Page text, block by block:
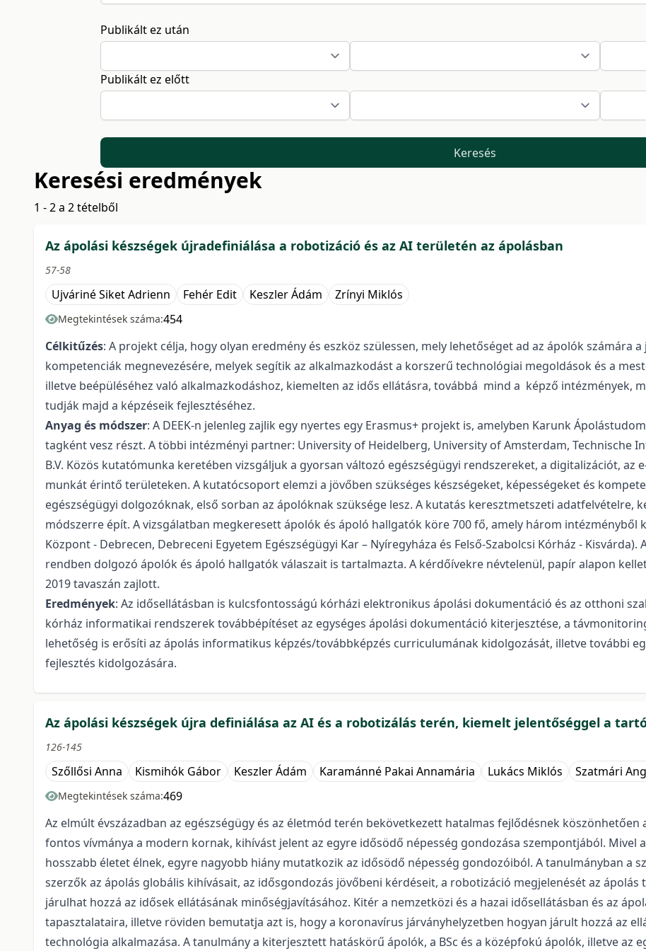
Publikált ez után
Publikált ez előtt
Keresés
Keresési eredmények
1 - 2 a 2 tételből
Az ápolási készségek újradefiniálása a robotizáció és az AI területén az ápolásban
57-58
Ujváriné Siket Adrienn Fehér Edit Keszler Ádám Zrínyi Miklós
Megtekintések száma:454
Célkitűzés: A projekt célja, hogy olyan eredmény és eszköz szülessen, mely lehetőséget ad az ápolók számára
kompetenciák megnevezésére, melyek segítik az alkalmazkodást a korszerű technológiai megoldások és a
illetve beépüléséhez való alkalmazkodáshoz, kiemelten az idős ellátásra, továbbá mind a képző intézmények,
tudják majd a képzéseik fejlesztéséhez.
Anyag és módszer: A DEEK-n jelenleg zajlik egy nyertes egy Erasmus+ projekt is, amelyben Karunk
tagként vesz részt. A többi intézményi partner: University of Heidelberg, University of Amsterdam, Technische
B.V. Közös kutatómunka keretében vizsgáljuk a gyorsan változó egészségügyi rendszereket, a digitalizációt, az
munkát érintő területeken. A kutatócsoport elemzi a jövőben szükséges készségeket, képességeket és
egészségügyi dolgozóknak, első sorban az ápolóknak szüksége lesz. A kutatás keresztmetszeti adatfelvételre,
módszerre épít. A vizsgálatban megkeresett ápolók és ápoló hallgatók köre 700 fő, amely három intézményből
Központ - Debrecen, Debreceni Egyetem Egészségügyi Kar – Nyíregyháza és Felső-Szabolcsi Kórház -
rendben dolgozó ápolók és ápoló hallgatók válaszait is tartalmazta. A kérdőívekre névtelenül, papír alapon
2019 tavaszán zajlott.
Eredmények: Az idősellátásban is kulcsfontosságú kórházi elektronikus ápolási dokumentáció és az otthoni
kórház informatikai rendszerek továbbépítéset az egységes ápolási dokumentáció kiterjesztése, a
lehetőség is erősíti az ápolás informatikus képzés/továbbképzés curriculumának kidolgozását, illetve további
fejlesztés kidolgozására.
Az ápolási készségek újra definiálása az AI és a robotizálás terén, kiemelt jelentőséggel a
126-145
Szőllősi Anna Kismihók Gábor Keszler Ádám Karamánné Pakai Annamária Lukács Miklós Szatmári
Megtekintések száma:469
Az elmúlt évszázadban az egészségügy és az életmód terén bekövetkezett hatalmas fejlődésnek
fontos vívmánya a modern kornak, kihívást jelent az egyre idősödő népesség gondozása szempontjából. Mivel
hosszabb életet élnek, egyre nagyobb hiány mutatkozik az idősödő népesség gondozóiból. A tanulmányban a
szerzők az ápolás globális kihívásait, az idősgondozás jövőbeni kérdéseit, a robotizáció megjelenését az
járulhat hozzá az idősek ellátásának minőségjavításához. Kitér a nemzetközi és a hazai idősellátásban és az
tapasztalataira, illetve röviden bemutatja azt is, hogy a koronavírus járványhelyzetben hogyan járult hozzá az
technológia alkalmazása. A tanulmány a kiterjesztett hatáskörű ápolók, a BSc és a középfokú ápolók, illetve az